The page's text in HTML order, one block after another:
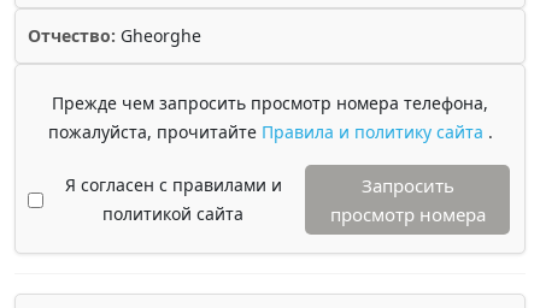
Отчество: Gheorghe
Прежде чем запросить просмотр номера телефона,
пожалуйста, прочитайте Правила и политику сайта .
Я согласен с правилами и
политикой сайта
Запросить
просмотр номера